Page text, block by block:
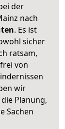
der
nach
. Es ist
sicher
ratsam,
von
wir
Planung,
Sachen